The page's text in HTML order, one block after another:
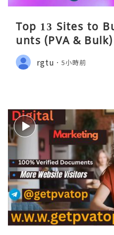
Top 13 Sites to
unts (PVA & Bulk)
rgtu 5小時前